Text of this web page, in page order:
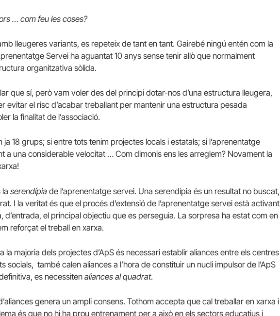
… com feu les coses?
lleugeres variants, es repeteix de tant en tant. Gairebé ningú entén com la
Servei ha aguantat 10 anys sense tenir allò que normalment
organitzativa sòlida.
que sí, però vam voler des del principi dotar-nos d’una estructura lleugera,
evitar el risc d’acabar treballant per mantenir una estructura pesada
la finalitat de l’associació.
ja 18 grups; si entre tots tenim projectes locals i estatals; si l’aprenentatge
a una considerable velocitat … Com dimonis ens les arreglem? Novament la
la serendípia de l’aprenentatge servei. Una serendípia és un resultat no buscat,
I la veritat és que el procés d’extensió de l’aprenentatge servei està activant
d’entrada, el principal objectiu que es perseguia. La sorpresa ha estat com en
reforçat el treball en xarxa.
la majoria dels projectes d’ApS és necessari establir aliances entre els centres
socials, també calen aliances a l’hora de constituir un nucli impulsor de l’ApS
es necessiten aliances al quadrat.
genera un ampli consens. Tothom accepta que cal treballar en xarxa i
és que no hi ha prou entrenament per a això en els sectors educatius i